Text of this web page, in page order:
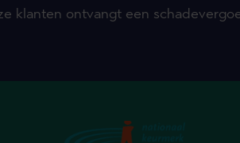
klanten ontvangt een